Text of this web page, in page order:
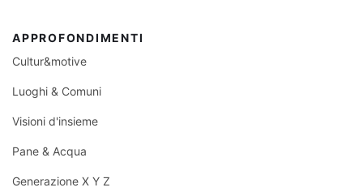
APPROFONDIMENTI
Cultur&motive
Luoghi & Comuni
Visioni d'insieme
Pane & Acqua
Generazione X Y Z